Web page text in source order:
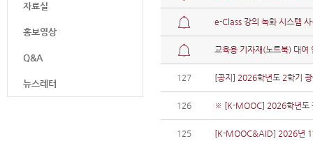
자료실
홍보영상
Q&A
뉴스레터
e-Class 강의 녹화 시스템
교육용 기자재(노트북) 대여
127 [공지] 2026학년도 2학기
126 ※ [K-MOOC] 2026학년도
125 [K-MOOC&AID] 2026년